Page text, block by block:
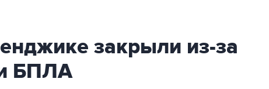
закрыли из-за
БПЛА